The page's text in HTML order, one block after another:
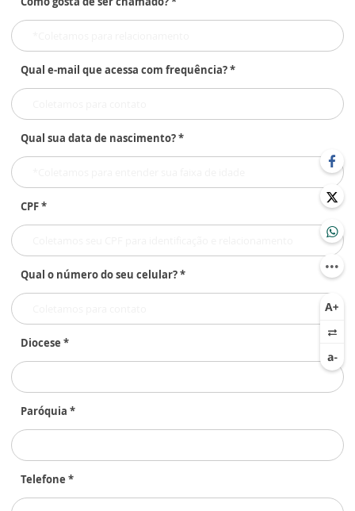
Qual e-mail que acessa com frequência? *
Qual sua data de nascimento? *
CPF *
Qual o número do seu celular? *
Diocese *
Paróquia *
Telefone *